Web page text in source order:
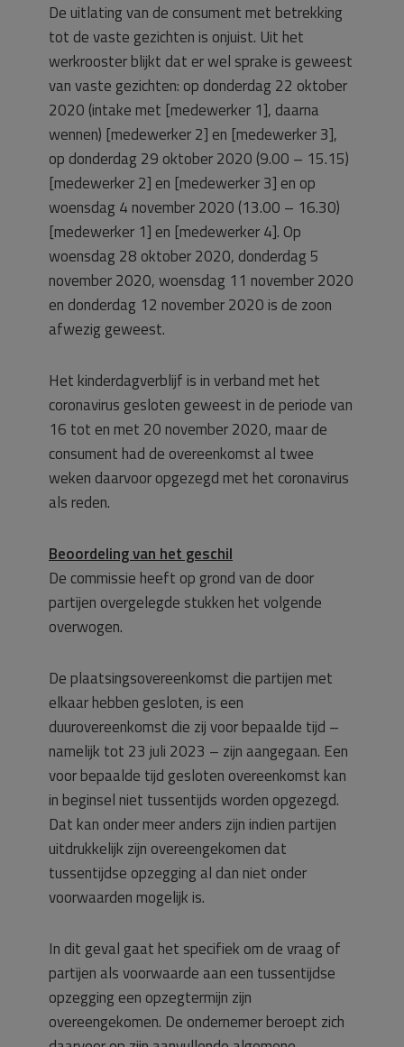
De uitlating van de consument met betrekking
tot de vaste gezichten is onjuist. Uit het
werkrooster blijkt dat er wel sprake is geweest
van vaste gezichten: op donderdag 22 oktober
2020 (intake met [medewerker 1], daarna
wennen) [medewerker 2] en [medewerker 3],
op donderdag 29 oktober 2020 (9.00 – 15.15)
[medewerker 2] en [medewerker 3] en op
woensdag 4 november 2020 (13.00 – 16.30)
[medewerker 1] en [medewerker 4]. Op
woensdag 28 oktober 2020, donderdag 5
november 2020, woensdag 11 november 2020
en donderdag 12 november 2020 is de zoon
afwezig geweest.
Het kinderdagverblijf is in verband met het
coronavirus gesloten geweest in de periode van
16 tot en met 20 november 2020, maar de
consument had de overeenkomst al twee
weken daarvoor opgezegd met het coronavirus
als reden.
Beoordeling van het geschil
De commissie heeft op grond van de door
partijen overgelegde stukken het volgende
overwogen.
De plaatsingsovereenkomst die partijen met
elkaar hebben gesloten, is een
duurovereenkomst die zij voor bepaalde tijd –
namelijk tot 23 juli 2023 – zijn aangegaan. Een
voor bepaalde tijd gesloten overeenkomst kan
in beginsel niet tussentijds worden opgezegd.
Dat kan onder meer anders zijn indien partijen
uitdrukkelijk zijn overeengekomen dat
tussentijdse opzegging al dan niet onder
voorwaarden mogelijk is.
In dit geval gaat het specifiek om de vraag of
partijen als voorwaarde aan een tussentijdse
opzegging een opzegtermijn zijn
overeengekomen. De ondernemer beroept zich